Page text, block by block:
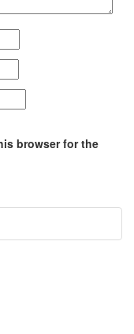
browser for the